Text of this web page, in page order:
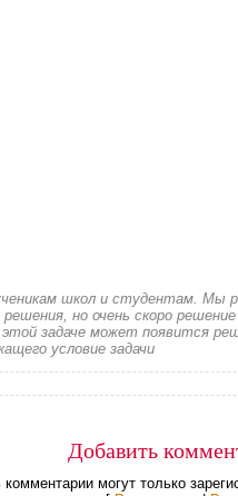
школ и студентам. Мы
но очень скоро
задаче может появится
условие задачи
Добавить
могут только